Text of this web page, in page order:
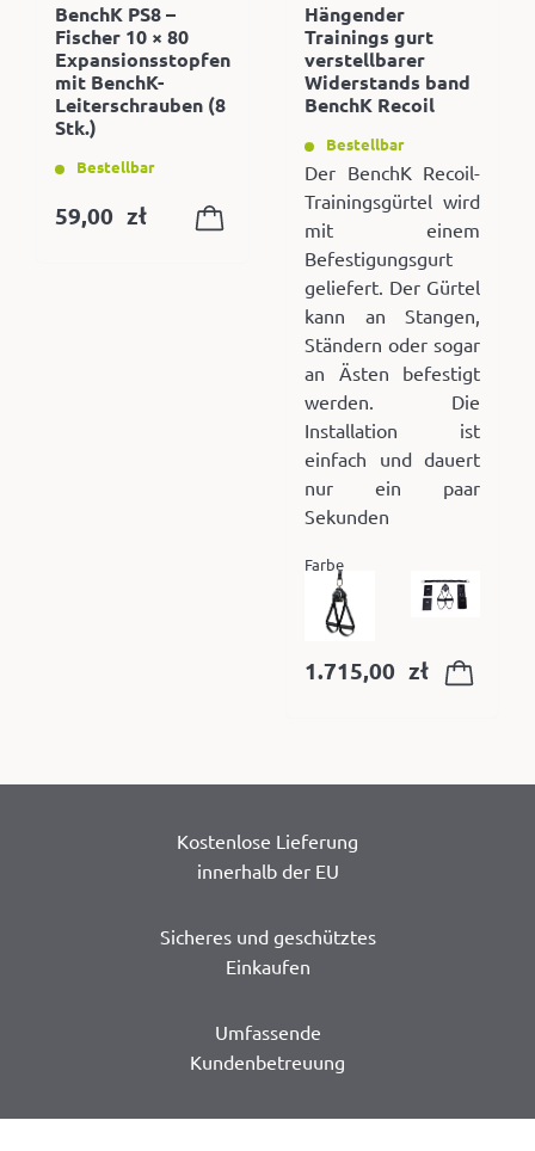
BenchK PS8 –
Fischer 10 × 80
Expansionsstopfen
mit BenchK-
Leiterschrauben (8
Stk.)
Bestellbar
59,00 zł
Hängender
Trainings gurt
verstellbarer
Widerstands band
BenchK Recoil
Bestellbar
Der BenchK Recoil-
Trainingsgürtel wird
mit einem
Befestigungsgurt
geliefert. Der Gürtel
kann an Stangen,
Ständern oder sogar
an Ästen befestigt
werden. Die
Installation ist
einfach und dauert
nur ein paar
Sekunden
Farbe
1.715,00 zł
Kostenlose Lieferung
innerhalb der EU
Sicheres und geschütztes
Einkaufen
Umfassende
Kundenbetreuung